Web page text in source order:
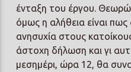
ένταξη του έργου. Θεωρώ
όμως η αλήθεια είναι πως
ανησυχία στους
άστοχη δήλωση και γι
μεσημέρι, ώρα 12, θα